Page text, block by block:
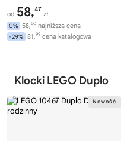
od 58,47
zł
0% 58,50 najniższa cena
-29% 81,99 cena katalogowa
Klocki LEGO Duplo